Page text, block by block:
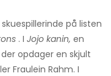
på listen
. I Jojo kanin, en
opdager en skjult
Fraulein Rahm. I